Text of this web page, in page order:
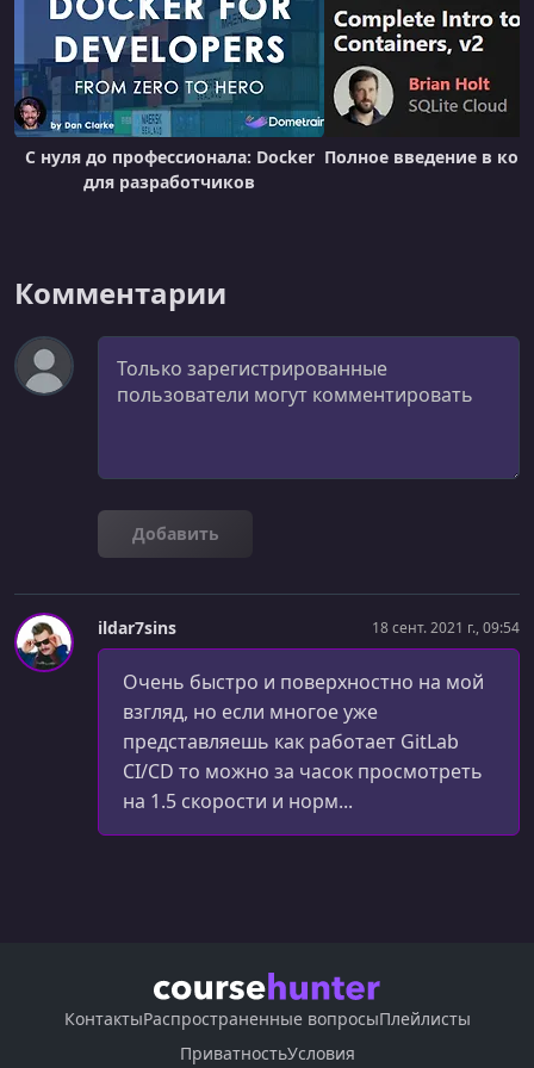
УРОК 21. 00:04:09
Lab Review: Multi-container Applications
УРОК 22. 00:03:31
CI/CD Fundamentals and Components
УРОК 23. 00:05:08
Lab: Deploying Jenkins
Docker Compose
УРОК 26. 00:04:03
С нуля до профессионала: Docker
для разработчиков
Полное введение в
Комментарии
Комментарий
Добавить
ildar7sins 18 сент. 2021 г., 09:54
Очень быстро и поверхностно на мой
взгляд, но если многое уже
представляешь как работает GitLab
CI/CD то можно за часок просмотреть
на 1.5 скорости и норм...
КонтактыРаспространенные вопросыПлейлисты
ПриватностьУсловия